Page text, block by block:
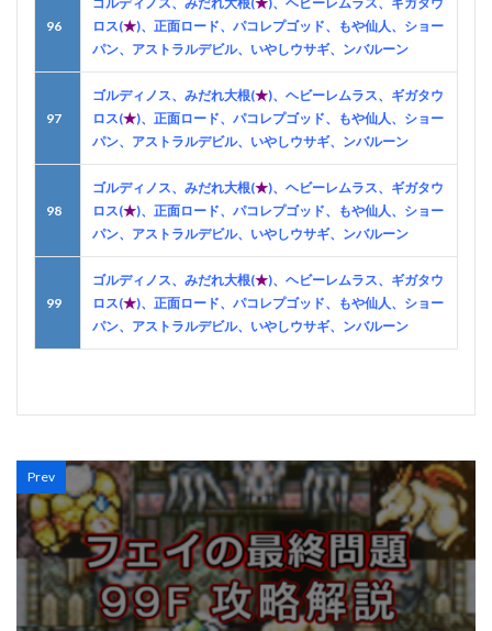
96
ロス(★)、正面ロード、パコレプゴッド、もや仙人、ショー
パン、アストラルデビル、いやしウサギ、ンバルーン
97
ゴルディノス、みだれ大根(★)、ヘビーレムラス、ギガタウ
ロス(★)、正面ロード、パコレプゴッド、もや仙人、ショー
パン、アストラルデビル、いやしウサギ、ンバルーン
98
ゴルディノス、みだれ大根(★)、ヘビーレムラス、ギガタウ
ロス(★)、正面ロード、パコレプゴッド、もや仙人、ショー
パン、アストラルデビル、いやしウサギ、ンバルーン
99
ゴルディノス、みだれ大根(★)、ヘビーレムラス、ギガタウ
ロス(★)、正面ロード、パコレプゴッド、もや仙人、ショー
パン、アストラルデビル、いやしウサギ、ンバルーン
Prev